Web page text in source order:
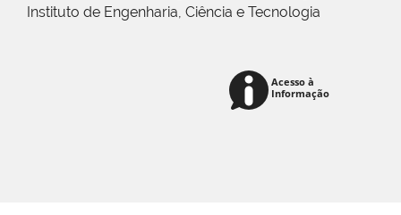
Instituto de Engenharia, Ciência e Tecnologia